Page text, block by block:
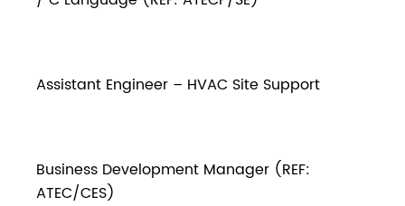
Assistant Engineer – HVAC Site Support
Business Development Manager (REF:
ATEC/CES)